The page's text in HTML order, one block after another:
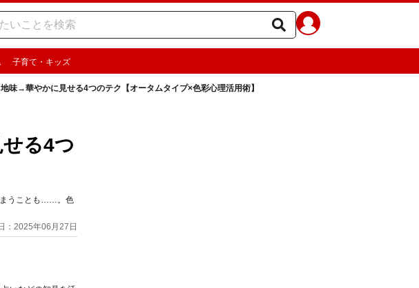
子育て・キッズ
味→華やかに見せる4つのテク【オータムタイプ×色彩心理活用術】
る4つ
まうことも……。色
：2025年06月27日